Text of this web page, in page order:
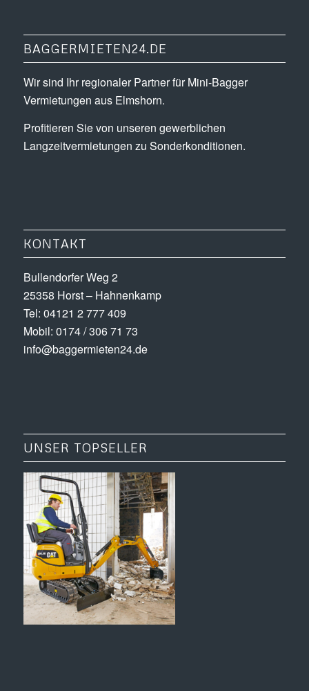
BAGGERMIETEN24.DE
Wir sind Ihr regionaler Partner für Mini-Bagger
Vermietungen aus Elmshorn.
Profitieren Sie von unseren gewerblichen
Langzeitvermietungen zu Sonderkonditionen.
KONTAKT
Bullendorfer Weg 2
25358 Horst – Hahnenkamp
Tel: 04121 2 777 409
Mobil: 0174 / 306 71 73
info@baggermieten24.de
UNSER TOPSELLER